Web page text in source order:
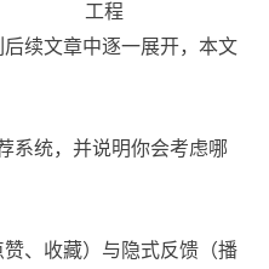
工程
续文章中逐一展开，本文
系统，并说明你会考虑哪
、收藏）与隐式反馈（播